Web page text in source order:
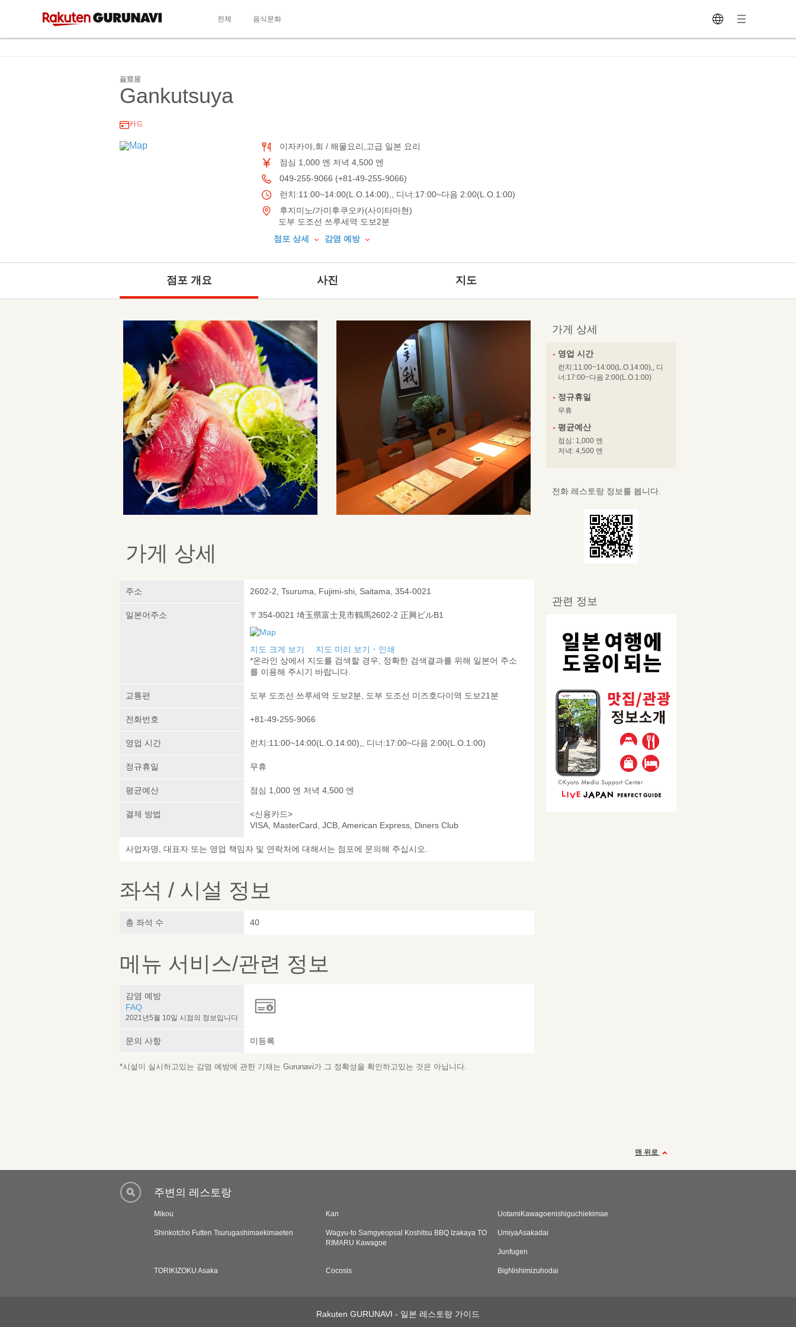
전체 음식문화
巌窟屋
Gankutsuya
카드
이자카야,회 / 해물요리,고급 일본 요리
점심 1,000 엔 저녁 4,500 엔
049-255-9066 (+81-49-255-9066)
런치:11:00~14:00(L.O.14:00),, 디너:17:00~다음 2:00(L.O.1:00)
후지미노/가미후쿠오카(사이타마현)
도부 도조선 쓰루세역 도보2분
점포 상세
감염 예방
점포 개요 사진 지도
가게 상세
주소 2602-2, Tsuruma, Fujimi-shi, Saitama, 354-0021
일본어주소 〒354-0021 埼玉県富士見市鶴馬2602-2 正興ビルB1
지도 크게 보기
지도 미리 보기・인쇄
*온라인 상에서 지도를 검색할 경우, 정확한 검색결과를 위해 일본어 주소
를 이용해 주시기 바랍니다.
교통편 도부 도조선 쓰루세역 도보2분, 도부 도조선 미즈호다이역 도보21분
전화번호 +81-49-255-9066
영업 시간 런치:11:00~14:00(L.O.14:00),, 디너:17:00~다음 2:00(L.O.1:00)
정규휴일 무휴
평균예산 점심 1,000 엔 저녁 4,500 엔
결제 방법
<신용카드>
VISA, MasterCard, JCB, American Express, Diners Club
사업자명, 대표자 또는 영업 책임자 및 연락처에 대해서는 점포에 문의해 주십시오.
좌석 / 시설 정보
총 좌석 수 40
메뉴 서비스/관련 정보
감염 예방
FAQ
2021년5월 10일 시점의 정보입니다
문의 사항 미등록
*시설이 실시하고있는 감염 예방에 관한 기재는 Gurunavi가 그 정확성을 확인하고있는 것은 아닙니다.
가게 상세
영업 시간
런치:11:00~14:00(L.O.14:00),, 디
너:17:00~다음 2:00(L.O.1:00)
정규휴일
무휴
평균예산
점심: 1,000 엔
저녁: 4,500 엔
전화 레스토랑 정보를 봅니다.
관련 정보
맨 위로
주변의 레스토랑
Mikou Kan UotamiKawagoenishiguchiekimae
Shinkotcho Futten Tsurugashimaekimaeten
Wagyu-to Samgyeopsal Koshitsu BBQ Izakaya TO
RIMARU Kawagoe
UmiyaAsakadai
Junfugen
TORIKIZOKU Asaka Cocosis BigNishimizuhodai
Rakuten GURUNAVI - 일본 레스토랑 가이드